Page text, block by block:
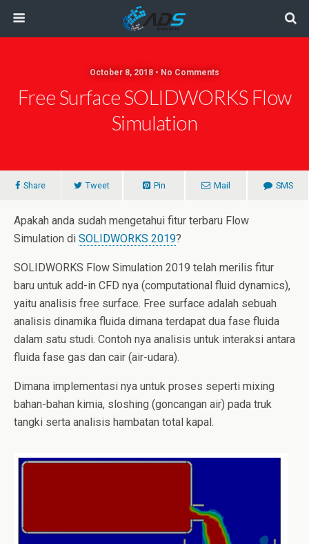
October 8, 2018 • No Comments
Free Surface SOLIDWORKS Flow
Simulation
Share Tweet Pin Mail SMS
Apakah anda sudah mengetahui fitur terbaru Flow
Simulation di SOLIDWORKS 2019?
SOLIDWORKS Flow Simulation 2019 telah merilis fitur
baru untuk add-in CFD nya (computational fluid dynamics),
yaitu analisis free surface. Free surface adalah sebuah
analisis dinamika fluida dimana terdapat dua fase fluida
dalam satu studi. Contoh nya analisis untuk interaksi antara
fluida fase gas dan cair (air-udara).
Dimana implementasi nya untuk proses seperti mixing
bahan-bahan kimia, sloshing (goncangan air) pada truk
tangki serta analisis hambatan total kapal.